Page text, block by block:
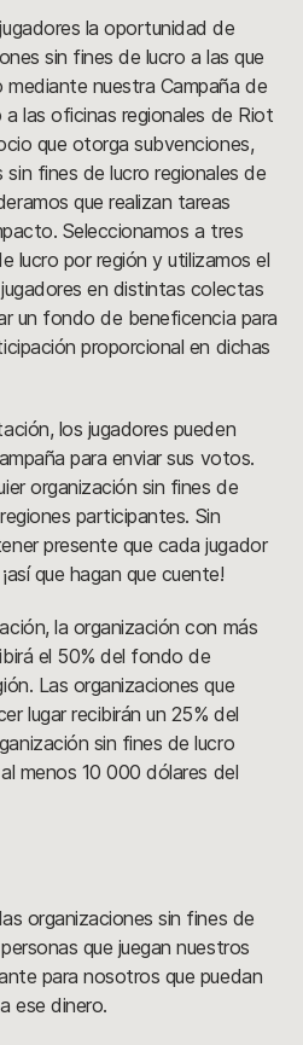
la oportunidad de
sin fines de lucro a las que
mediante nuestra Campaña de
las oficinas regionales de Riot
que otorga subvenciones,
fines de lucro regionales de
que realizan tareas
Seleccionamos a tres
lucro por región y utilizamos el
en distintas colectas
un fondo de beneficencia para
proporcional en dichas
los jugadores pueden
para enviar sus votos.
organización sin fines de
participantes. Sin
presente que cada jugador
que hagan que cuente!
la organización con más
el 50% del fondo de
Las organizaciones que
lugar recibirán un 25% del
sin fines de lucro
menos 10 000 dólares del
organizaciones sin fines de
que juegan nuestros
para nosotros que puedan
ese dinero.